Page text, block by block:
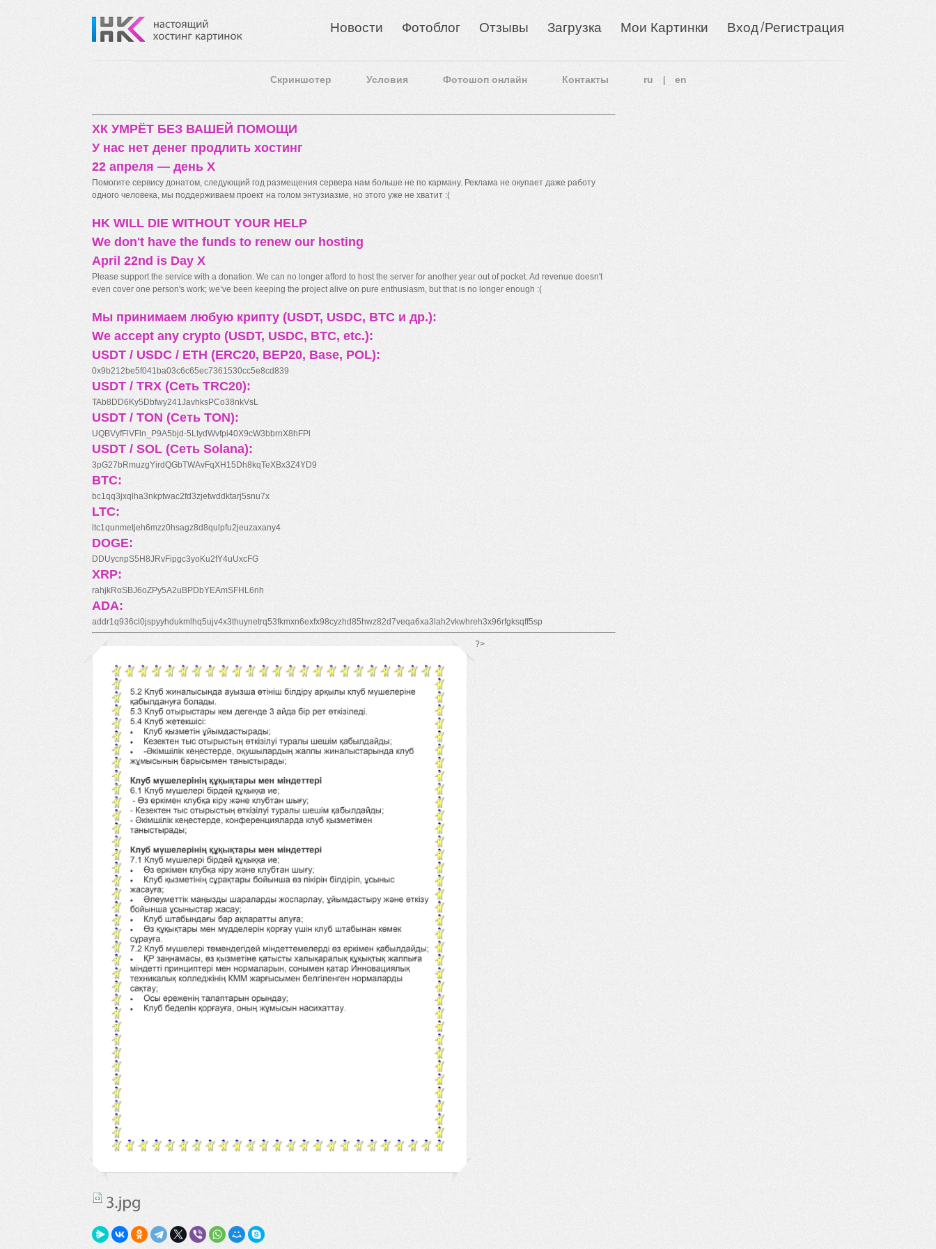
Новости Фотоблог Отзывы Загрузка Мои Картинки Вход/Регистрация
Скриншотер Условия Фотошоп онлайн Контакты ru en
ХК УМРЁТ БЕЗ ВАШЕЙ ПОМОЩИ
У нас нет денег продлить хостинг
22 апреля — день X
Помогите сервису донатом, следующий год размещения сервера нам больше не по карману. Реклама не окупает даже работу
одного человека, мы поддерживаем проект на голом энтузиазме, но этого уже не хватит :(
HK WILL DIE WITHOUT YOUR HELP
We don't have the funds to renew our hosting
April 22nd is Day X
Please support the service with a donation. We can no longer afford to host the server for another year out of pocket. Ad revenue doesn't
even cover one person's work; we’ve been keeping the project alive on pure enthusiasm, but that is no longer enough :(
Мы принимаем любую крипту (USDT, USDC, BTC и др.):
We accept any crypto (USDT, USDC, BTC, etc.):
USDT / USDC / ETH (ERC20, BEP20, Base, POL):
0x9b212be5f041ba03c6c65ec7361530cc5e8cd839
USDT / TRX (Сеть TRC20):
TAb8DD6Ky5Dbfwy241JavhksPCo38nkVsL
USDT / TON (Сеть TON):
UQBVyfFlVFln_P9A5bjd-5LtydWvfpi40X9cW3bbrnX8hFPl
USDT / SOL (Сеть Solana):
3pG27bRmuzgYirdQGbTWAvFqXH15Dh8kqTeXBx3Z4YD9
BTC:
bc1qq3jxqlha3nkptwac2fd3zjetwddktarj5snu7x
LTC:
ltc1qunmetjeh6mzz0hsagz8d8qulpfu2jeuzaxany4
DOGE:
DDUycnpS5H8JRvFipgc3yoKu2fY4uUxcFG
XRP:
rahjkRoSBJ6oZPy5A2uBPDbYEAmSFHL6nh
ADA:
addr1q936cl0jspyyhdukmlhq5ujv4x3thuynetrq53fkmxn6exfx98cyzhd85hwz82d7veqa6xa3lah2vkwhreh3x96rfgksqff5sp
*/ ?>